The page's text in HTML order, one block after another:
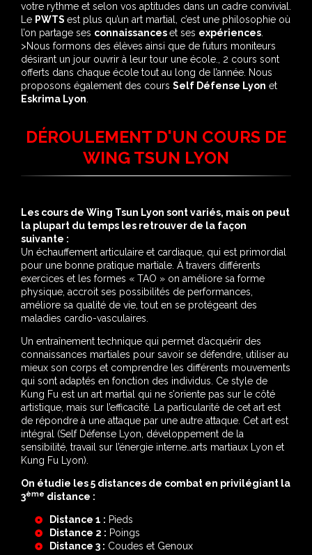
Ce dernier estsimple,efficaceetréaliste . Progressez à
votre rythme et selon vos aptitudes dans un cadre convivial.
LePWTSest plus qu’un art martial, c’est une philosophie où
l’on partage ses connaissanceset sesexpériences.
>Nous formons des élèves ainsi que de futurs moniteurs
désirant un jour ouvrir à leur tour une école., 2 cours sont
offerts dans chaque école tout au long de l’année. Nous
proposons également des cours
DÉROULEMENT D'UN COURS DE
WING TSUN LYON
Les cours de Wing Tsun Lyon sont variés, mais on peut
la plupart du temps les retrouver de la façon
suivante :
Un échauffement articulaire et cardiaque, qui est primordial
pour une bonne pratique martiale. À travers différents
exercices et les formes « TAO » on améliore sa forme
physique, accroit ses possibilités de performances,
améliore sa qualité de vie, tout en se protégeant des
Un entraînement technique qui permet d’acquérir des
connaissances martiales pour savoir se défendre, utiliser au
mieux son corps et comprendre les différents mouvements
qui sont adaptés en fonction des individus. Ce style de
Kung Fu est un art martial qui ne s’oriente pas sur le côté
artistique, mais sur l’efficacité. La particularité de cet art est
de répondre à une attaque par une autre attaque. Cet art est
intégral (Self Défense Lyon, développement de la
sensibilité, travail sur l’énergie interne…arts martiaux Lyon et
On étudie les 5 distances de combat en privilégiant la
Distance 1 : Pieds
Distance 2 : Poings